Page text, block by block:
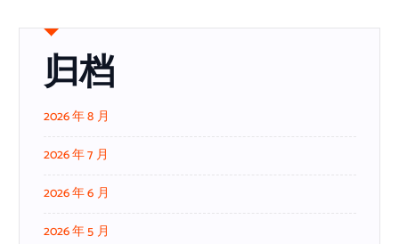
归档
2026 年 8 月
2026 年 7 月
2026 年 6 月
2026 年 5 月